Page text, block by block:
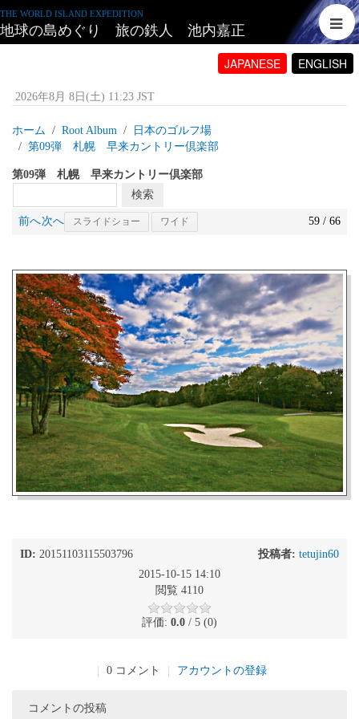
THE WORLD ISLAND EXPEDITION
地球の島めぐり 旅の鉄人 池内嘉正
JAPANESE ENGLISH
2026年8月 8日(土) 11:23 JST
ホーム Root Album
日本のゴルフ場
第09弾 札幌 早来カントリー倶楽部
第09弾 札幌 早来カントリー倶楽部
前へ次へ スライドショー ワイド 59 / 66
ID: 20151103115503796 投稿者: tetujin60
2015-10-15 14:10
閲覧 4110
評価: 0.0 / 5 (0)
0 コメント アカウントの登録
コメントの投稿